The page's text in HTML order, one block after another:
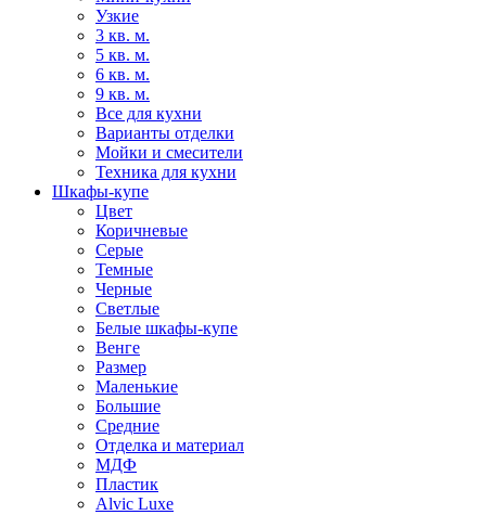
Узкие
3 кв. м.
5 кв. м.
6 кв. м.
9 кв. м.
Все для кухни
Варианты отделки
Мойки и смесители
Техника для кухни
Шкафы-купе
Цвет
Коричневые
Серые
Темные
Черные
Светлые
Белые шкафы-купе
Венге
Размер
Маленькие
Большие
Средние
Отделка и материал
МДФ
Пластик
Alvic Luxe